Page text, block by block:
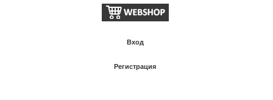
Вход
Pегистрация